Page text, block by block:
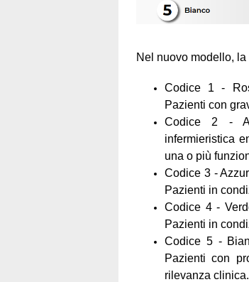
Nel nuovo modello,
Codice 1 -
Pazienti con
Codice 2 -
infermieristica
una o più
Codice 3 -
Pazienti in
Codice 4 -
Pazienti in
Codice 5 -
Pazienti con
rilevanza clinica.